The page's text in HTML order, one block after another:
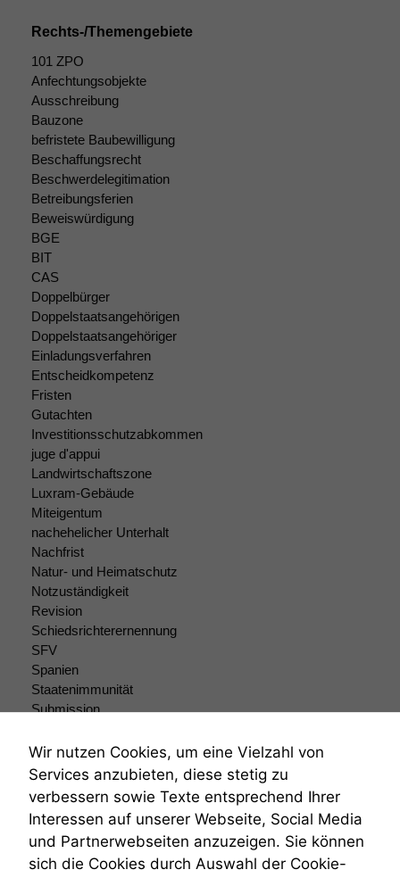
Rechts-/Themengebiete
101 ZPO
Anfechtungsobjekte
Ausschreibung
Bauzone
befristete Baubewilligung
Beschaffungsrecht
Beschwerdelegitimation
Betreibungsferien
Beweiswürdigung
BGE
BIT
CAS
Doppelbürger
Doppelstaatsangehörigen
Doppelstaatsangehöriger
Einladungsverfahren
Entscheidkompetenz
Fristen
Gutachten
Investitionsschutzabkommen
juge d'appui
Landwirtschaftszone
Luxram-Gebäude
Miteigentum
nachehelicher Unterhalt
Nachfrist
Natur- und Heimatschutz
Notzuständigkeit
Revision
Schiedsrichterernennung
SFV
Spanien
Staatenimmunität
Submission
Teilungsklage
Venezuela
VRK
Wiederherstellungsanordnung
Zivilprozessordnung
ZPO
Zustellfiktion
Wir nutzen Cookies, um eine Vielzahl von
Services anzubieten, diese stetig zu
verbessern sowie Texte entsprechend Ihrer
Interessen auf unserer Webseite, Social Media
und Partnerwebseiten anzuzeigen. Sie können
sich die Cookies durch Auswahl der Cookie-
Um unsere
verbessern,
zeichnen
wir
anonyme
statistische
Daten auf.